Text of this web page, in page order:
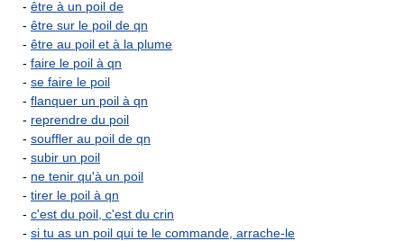
- être à un poil de
- être sur le poil de qn
- être au poil et à la plume
- faire le poil à qn
- se faire le poil
- flanquer un poil à qn
- reprendre du poil
- souffler au poil de qn
- subir un poil
- ne tenir qu'à un poil
- tirer le poil à qn
- c'est du poil, c'est du crin
- si tu as un poil qui te le commande, arrache-le